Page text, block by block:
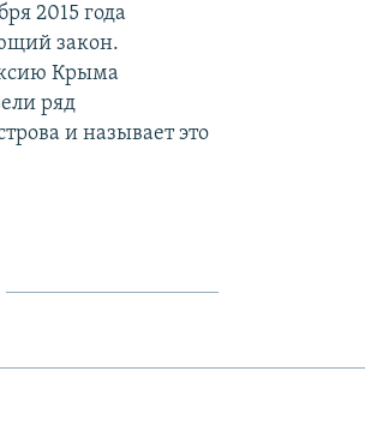
2015 года
закон.
Крыма
ряд
и называет это